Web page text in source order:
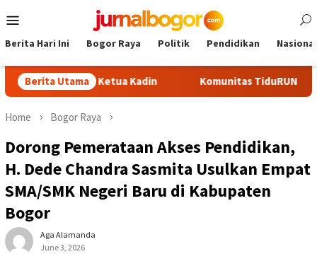
to
Menu
Berita Hari Ini Bogor Raya Politik Pendidikan Nasional
Berita Utama
Calon Ketua Kadin Komunitas TiduRUN Jajal Jalur Baru
Home Bogor Raya
Dorong Pemerataan Akses Pendidikan,
H. Dede Chandra Sasmita Usulkan Empat
SMA/SMK Negeri Baru di Kabupaten
Bogor
Aga Alamanda
June 3, 2026